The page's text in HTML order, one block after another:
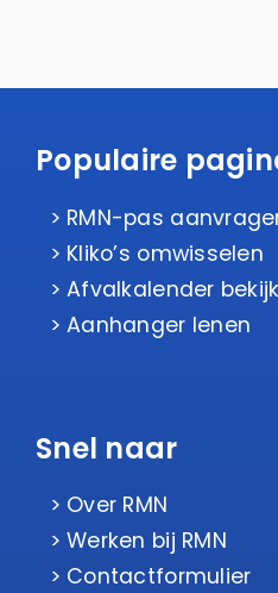
Populaire
RMN-pas
Kliko’s omwisselen
Afvalkalender
Aanhanger lenen
Snel naar
Over RMN
Werken bij RMN
Contactformulier